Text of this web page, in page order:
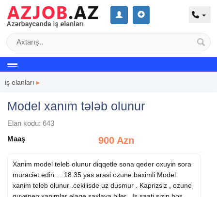
iş elanları ▸
Model xanım tələb olunur
Elan kodu: 643
Maaş
900 Azn
Xanim model teleb olunur diqqetle sona qeder oxuyin sora
muraciet edin . . 18 35 yas arasi ozune baximli Model
xanim teleb olunur .cekilisde uz dusmur . Kaprizsiz , ozune